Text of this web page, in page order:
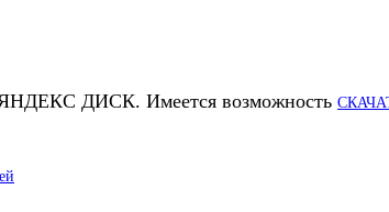
ДИСК. Имеется возможность